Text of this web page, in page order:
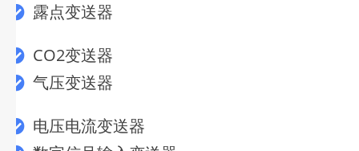
露点变送器
CO2变送器
气压变送器
电压电流变送器